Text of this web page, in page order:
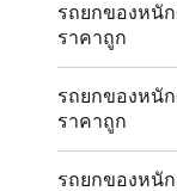
รถยกของหนั
ราคาถูก
รถยกของหนั
ราคาถูก
รถยกของหนั